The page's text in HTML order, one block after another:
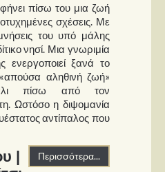
πίσω του μια ζωή
σχέσεις. Με
του υπό μάλης
νησί. Μια γνωριμία
ενεργοποιεί ξανά το
αληθινή ζωή»
πίσω από τον
Ωστόσο η διψομανία
αντίπαλος που
Περισσότερα...
|